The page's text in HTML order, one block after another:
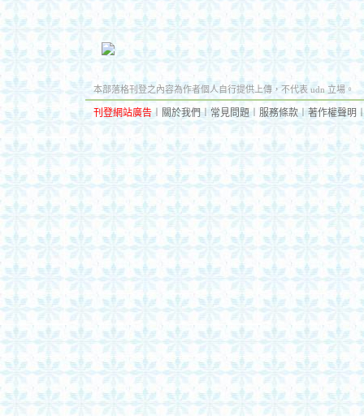
本部落格刊登之內容為作者個人自行提供上傳，不代表 udn 立場。
刊登網站廣告︱ 關於我們︱ 常見問題︱ 服務條款︱著作權聲明